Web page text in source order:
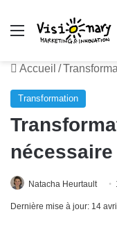
Menu
Accueil /
Transformation
Natacha Heurtault
Dernière mise à jour: 14